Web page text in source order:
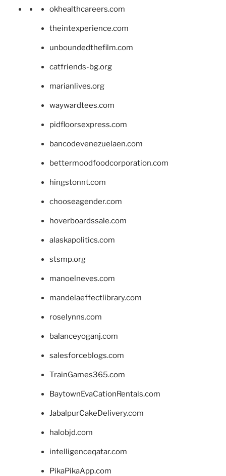
okhealthcareers.com
theintexperience.com
unboundedthefilm.com
catfriends-bg.org
marianlives.org
waywardtees.com
pidfloorsexpress.com
bancodevenezuelaen.com
bettermoodfoodcorporation.com
hingstonnt.com
chooseagender.com
hoverboardssale.com
alaskapolitics.com
stsmp.org
manoelneves.com
mandelaeffectlibrary.com
roselynns.com
balanceyoganj.com
salesforceblogs.com
TrainGames365.com
BaytownEvaCationRentals.com
JabalpurCakeDelivery.com
halobjd.com
intelligenceqatar.com
PikaPikaApp.com